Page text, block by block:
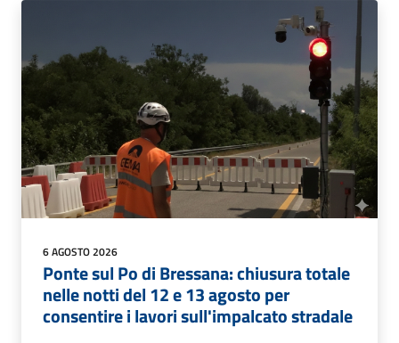
6 AGOSTO 2026
Ponte sul Po di Bressana: chiusura totale
nelle notti del 12 e 13 agosto per
consentire i lavori sull'impalcato stradale